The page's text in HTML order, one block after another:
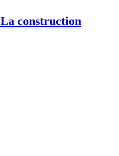
construction